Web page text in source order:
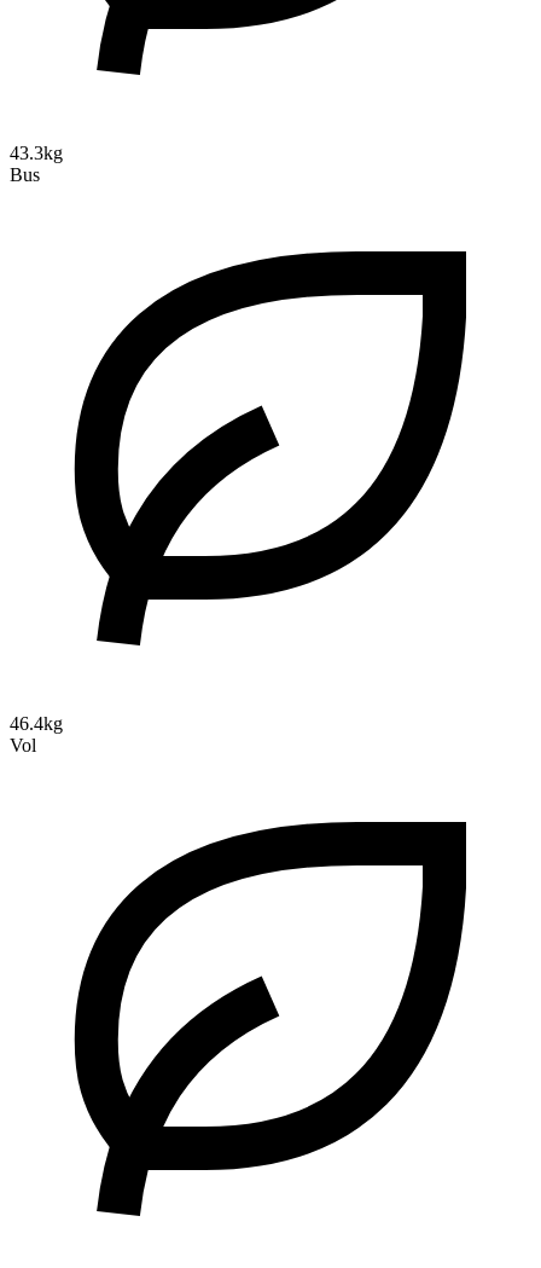
43.3kg
Bus
46.4kg
Vol